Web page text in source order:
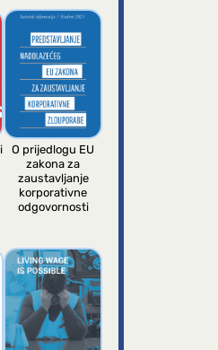
O prijedlogu EU
zakona za
zaustavljanje
korporativne
odgovornosti